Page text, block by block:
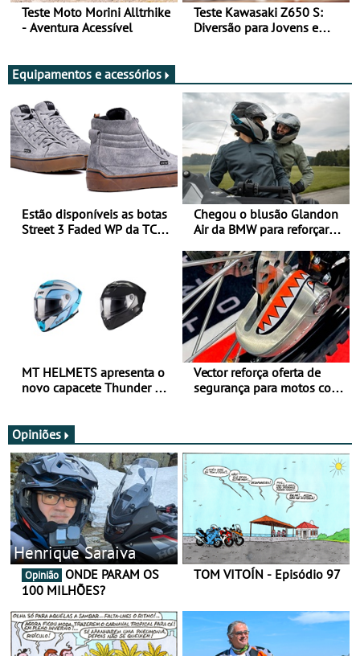
Teste Moto Morini Alltrhike
- Aventura Acessível
Teste Kawasaki Z650 S:
Diversão para Jovens e
Equipamentos e acessórios
Estão disponíveis as botas
Street 3 Faded WP da TCX
Chegou o blusão Glandon
Air da BMW para reforçar
verão
MT HELMETS apresenta o
novo capacete Thunder 4 R
Vector reforça oferta de
segurança para motos com
Opiniões
Henrique Saraiva
Opinião
100 MILHÕES?
TOM VITOÍN - Episódio 97